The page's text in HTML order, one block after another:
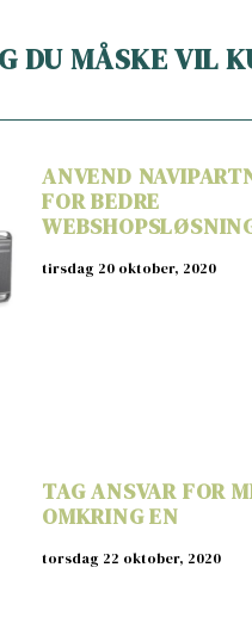
DU MÅSKE VIL
ANVEND
FOR BEDRE
tirsdag 20 oktober, 2020
TAG ANSVAR FOR
OMKRING EN
torsdag 22 oktober, 2020